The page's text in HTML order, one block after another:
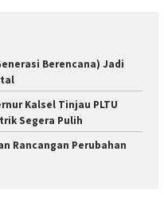
Berencana) Jadi
Kalsel Tinjau PLTU
Segera Pulih
Rancangan Perubahan